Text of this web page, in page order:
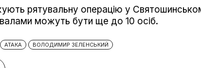
рятувальну операцію у
можуть бути ще до 10 осіб.
АТАКА ВОЛОДИМИР ЗЕЛЕНСЬКИЙ